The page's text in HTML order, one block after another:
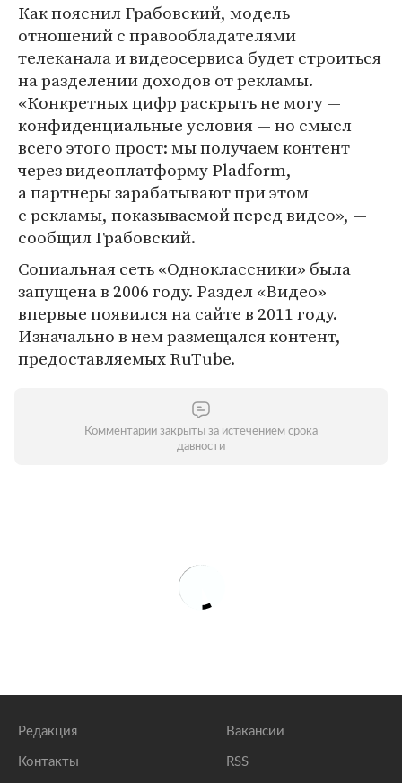
Как пояснил Грабовский, модель
отношений с правообладателями
телеканала и видеосервиса будет строиться
на разделении доходов от рекламы.
«Конкретных цифр раскрыть не могу —
конфиденциальные условия — но смысл
всего этого прост: мы получаем контент
через видеоплатформу Pladform,
а партнеры зарабатывают при этом
с рекламы, показываемой перед видео», —
сообщил Грабовский.
Социальная сеть «Одноклассники» была
запущена в 2006 году. Раздел «Видео»
впервые появился на сайте в 2011 году.
Изначально в нем размещался контент,
предоставляемых RuTube.
Комментарии закрыты за истечением срока
давности
Редакция
Контакты
Вакансии
RSS